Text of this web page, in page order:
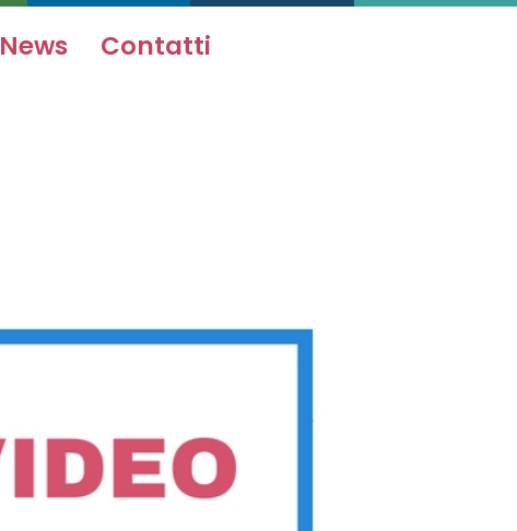
News Contatti